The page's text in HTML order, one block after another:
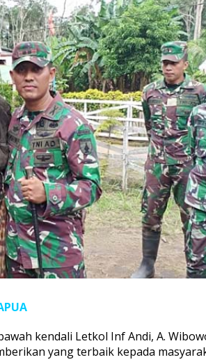
kendali Letkol Inf Andi, A.
yang terbaik kepada